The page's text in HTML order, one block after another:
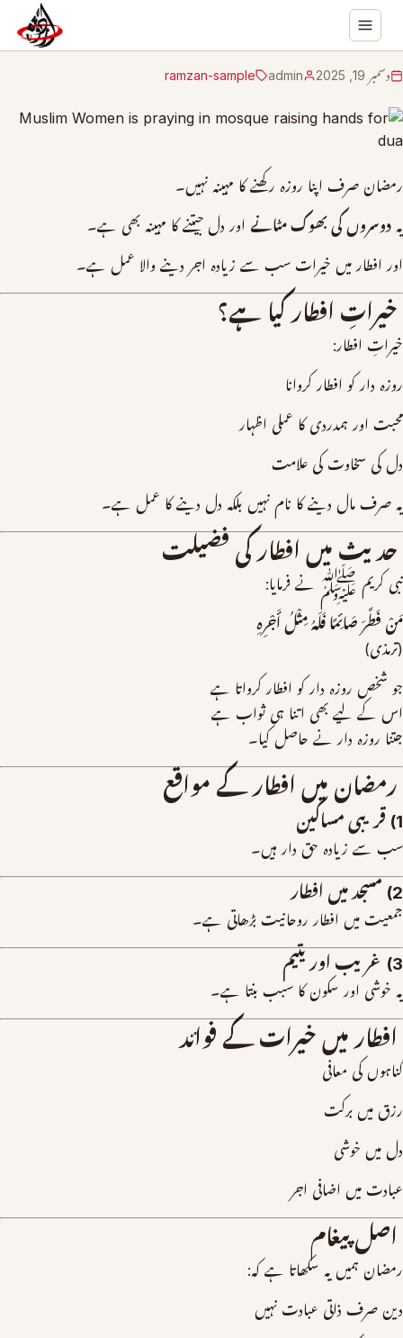
دسمبر 19, 2025 admin
ramzan-sample
رمضان صرف اپنا روزہ رکھنے کا مہینہ نہیں۔
یہ دوسروں کی بھوک مٹانے اور دل جیتنے کا مہینہ بھی ہے۔
اور افطار میں خیرات سب سے زیادہ اجر دینے والا عمل ہے۔
خیراتِ افطار کیا ہے؟
خیراتِ افطار:
روزہ دار کو افطار کروانا
محبت اور ہمدردی کا عملی اظہار
دل کی سخاوت کی علامت
یہ صرف مال دینے کا نام نہیں بلکہ دل دینے کا عمل ہے۔
حدیث میں افطار کی فضیلت
نبی کریم ﷺ نے فرمایا:
مَنْ فَطَّرَ صَائِمًا فَلَهُ مِثْلُ أَجْرِهِ
(ترمذی)
جو شخص روزہ دار کو افطار کرواتا ہے
اس کے لیے بھی اتنا ہی ثواب ہے
جتنا روزہ دار نے حاصل کیا۔
رمضان میں افطار کے مواقع
1) قریبی مساکین
سب سے زیادہ حق دار ہیں۔
2) مسجد میں افطار
جمعیت میں افطار روحانیت بڑھاتی ہے۔
3) غریب اور یتیم
یہ خوشی اور سکون کا سبب بنتا ہے۔
افطار میں خیرات کے فوائد
گناہوں کی معافی
رزق میں برکت
دل میں خوشی
عبادت میں اضافی اجر
اصل پیغام
رمضان ہمیں یہ سکھاتا ہے کہ:
دین صرف ذاتی عبادت نہیں